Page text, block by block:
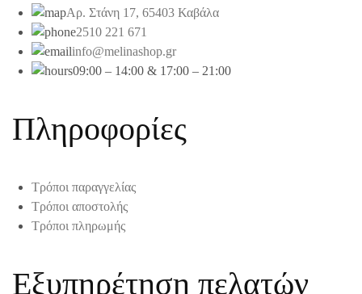
Αρ. Στάνη 17, 65403 Καβάλα
2510 221 671
info@melinashop.gr
09:00 – 14:00 & 17:00 – 21:00
Πληροφορίες
Τρόποι παραγγελίας
Τρόποι αποστολής
Τρόποι πληρωμής
Εξυπηρέτηση πελατών